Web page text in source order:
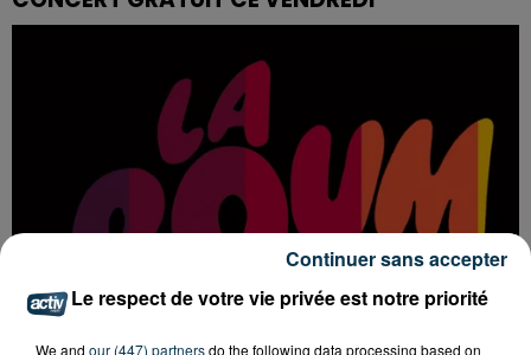
Le respect de votre vie privée est notre priorité
We and our (447) partnersdo the following data processing based on
Continuer sans accepter